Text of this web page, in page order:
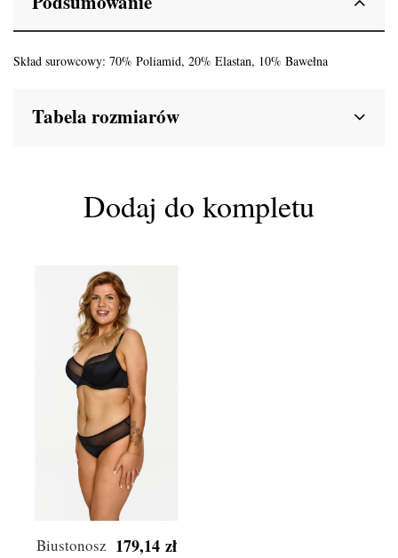
Skład surowcowy: 70% Poliamid, 20% Elastan, 10% Bawełna
Tabela rozmiarów
Dodaj do kompletu
Biustonosz 179,14 zł